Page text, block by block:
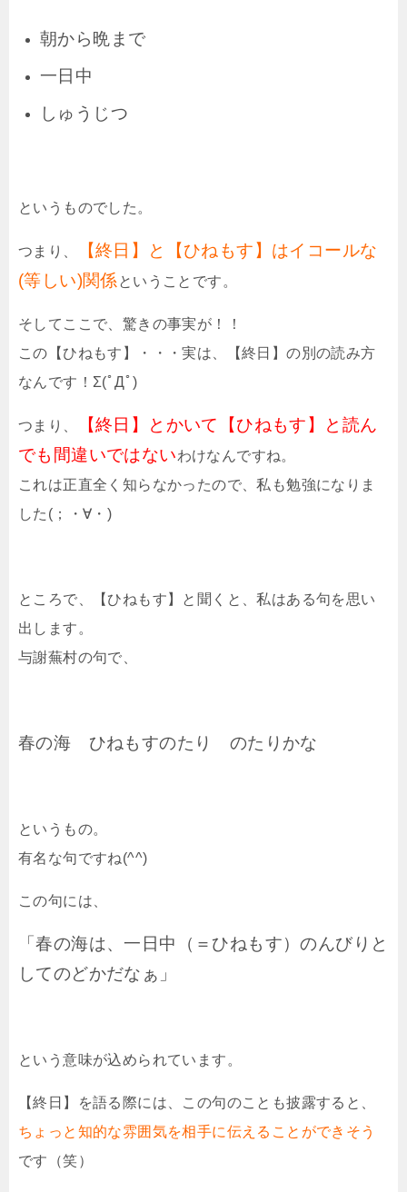
朝から晩まで
一日中
しゅうじつ
というものでした。
つまり、
【終日】と【ひねもす】はイコールな
(等しい)関係ということです。
そしてここで、驚きの事実が！！
この【ひねもす】・・・実は、【終日】の別の読み方
なんです！Σ(ﾟДﾟ)
つまり、
【終日】とかいて【ひねもす】と読ん
でも間違いではないわけなんですね。
これは正直全く知らなかったので、私も勉強になりま
した(；・∀・)
ところで、【ひねもす】と聞くと、私はある句を思い
出します。
与謝蕪村の句で、
春の海 ひねもすのたり のたりかな
というもの。
有名な句ですね(^^)
この句には、
「春の海は、一日中（＝ひねもす）のんびりと
してのどかだなぁ」
という意味が込められています。
【終日】を語る際には、この句のことも披露すると、
ちょっと知的な雰囲気を相手に伝えることができそう
です（笑）